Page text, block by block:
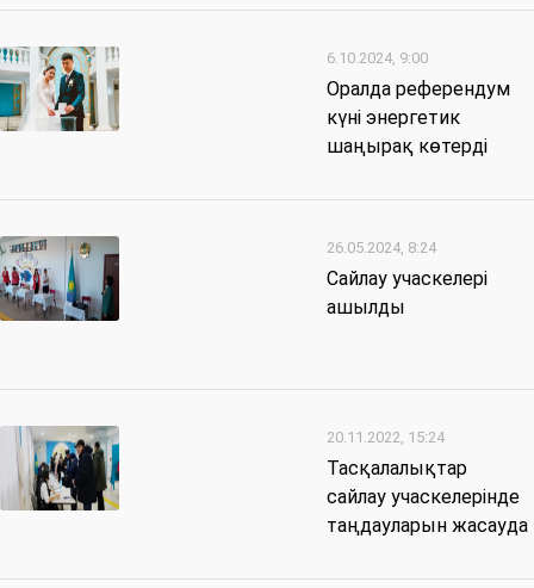
6.10.2024, 9:00
Оралда референдум
күні энергетик
шаңырақ көтерді
26.05.2024, 8:24
Сайлау учаскелері
ашылды
20.11.2022, 15:24
Тасқалалықтар
сайлау учаскелерінде
таңдауларын жасауда